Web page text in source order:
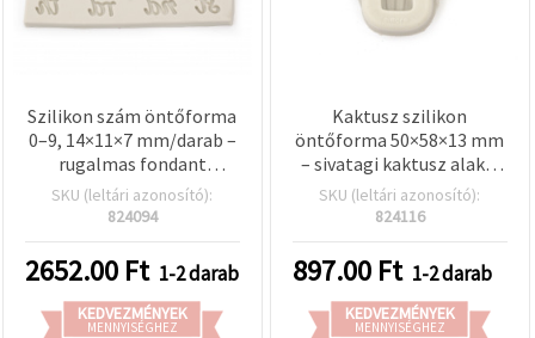
Szilikon szám öntőforma
0–9, 14×11×7 mm/darab –
rugalmas fondant
dombornyomó DIY
születésnapi
tortadíszítéshez,
gumipasztához és
modellező agyaghoz
SKU (leltári azonosító):
824094
2652.00 Ft 1-2 darab
KEDVEZMÉNYEK
MENNYISÉGHEZ
Kaktusz szilikon
öntőforma 50×58×13 mm
– sivatagi kaktusz alakú,
DIY gyertya- és
szappankészítéshez,
többször használható
kreatív forma otthoni
dekorációs projektekhez
SKU (leltári azonosító):
824116
897.00 Ft 1-2 darab
KEDVEZMÉNYEK
MENNYISÉGHEZ